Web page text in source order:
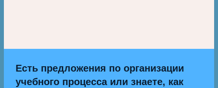
Есть предложения по организации
учебного процесса или знаете, как